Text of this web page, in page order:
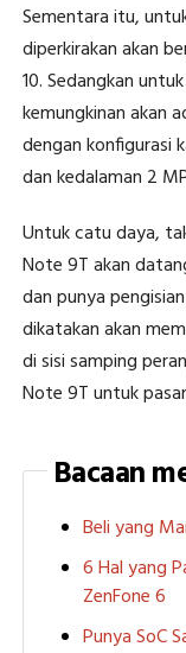
Sementara itu,
diperkirakan akan
10. Sedangkan
kemungkinan akan
dengan konfigurasi
dan kedalaman 2
Untuk catu daya,
Note 9T akan
dan punya
dikatakan akan
di sisi samping
Note 9T untuk
Bacaan
Beli yang
6 Hal yang
ZenFone 6
Punya SoC